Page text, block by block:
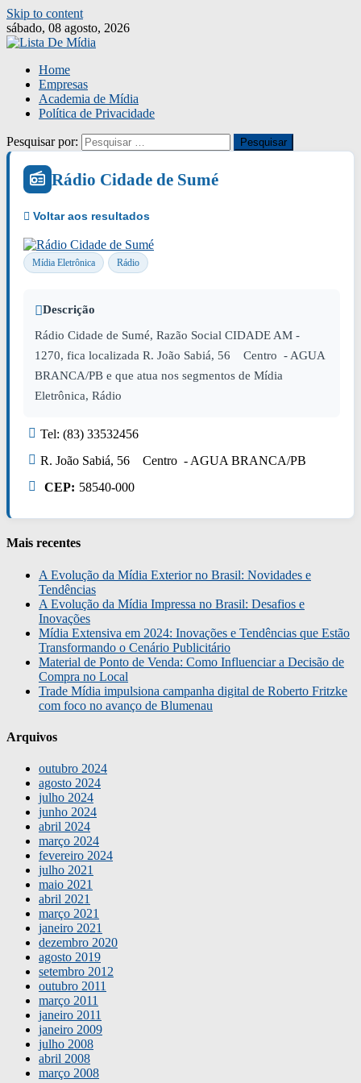
Skip to content
sábado, 08 agosto, 2026
Home
Empresas
Academia de Mídia
Política de Privacidade
Pesquisar por:
Rádio Cidade de Sumé
Mídia Eletrônica Rádio
Descrição
Rádio Cidade de Sumé, Razão Social CIDADE AM -
1270, fica localizada R. João Sabiá, 56 Centro - AGUA
BRANCA/PB e que atua nos segmentos de Mídia
Eletrônica, Rádio
Tel: (83) 33532456
R. João Sabiá, 56 Centro - AGUA BRANCA/PB
CEP: 58540-000
Mais recentes
A Evolução da Mídia Exterior no Brasil: Novidades e
Tendências
A Evolução da Mídia Impressa no Brasil: Desafios e
Inovações
Mídia Extensiva em 2024: Inovações e Tendências que Estão
Transformando o Cenário Publicitário
Material de Ponto de Venda: Como Influenciar a Decisão de
Compra no Local
Trade Mídia impulsiona campanha digital de Roberto Fritzke
com foco no avanço de Blumenau
Arquivos
outubro 2024
agosto 2024
julho 2024
junho 2024
abril 2024
março 2024
fevereiro 2024
julho 2021
maio 2021
abril 2021
março 2021
janeiro 2021
dezembro 2020
agosto 2019
setembro 2012
outubro 2011
março 2011
janeiro 2011
janeiro 2009
julho 2008
abril 2008
março 2008